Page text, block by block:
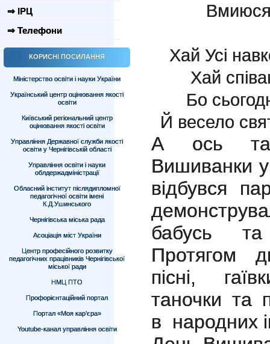
⇒ ІРЦ
⇒ Телефони
КОРИСНІ ПОСИЛАННЯ
Міністерство освіти і науки України
Український центр оцінювання якості
освіти
Київський регіональний центр
оцінювання якості освіти
Управління Державної служби якості
освіти у Чернігівській області
Управління освіти і науки
облдержадміністрації
Обласний інститут післядипломної
педагогічної освіти імені
К.Д.Ушинського
Чернігівська міська рада
Асоціація міст України
Центр професійного розвитку
педагогічних працівників Чернігівської
міської ради
НМЦ ПТО
Профорієнтаційний портал
Портал «Моя кар’єра»
Youtube-канал управління освіти
Вмиюся
Хай Усі
Хай
Бо
Й весело
А ось
Вишиванки
відбувся
бабусь
Протягом
пісні,
таночки та
в народних